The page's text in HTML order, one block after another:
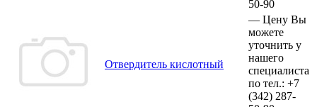
50-90
Отвердитель кислотный
— Цену Вы
можете
уточнить у
нашего
специалиста
по тел.: +7
(342) 287-